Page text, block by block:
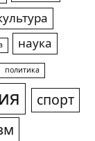
наука
политика
спорт